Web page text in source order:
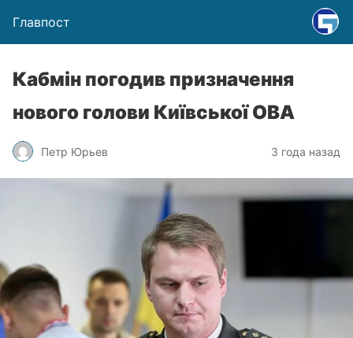
Главпост
Кабмін погодив призначення
нового голови Київської ОВА
Петр Юрьев 3 года назад